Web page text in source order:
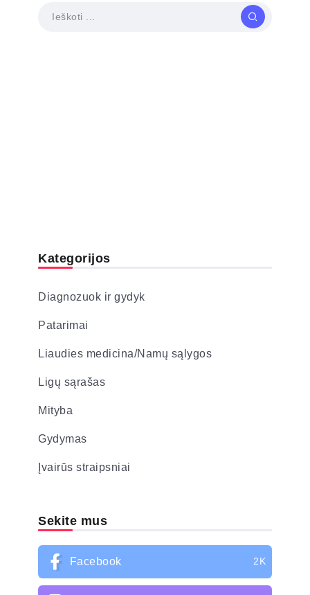
Kategorijos
Diagnozuok ir gydyk
Patarimai
Liaudies medicina/Namų sąlygos
Ligų sąrašas
Mityba
Gydymas
Įvairūs straipsniai
Sekite mus
Facebook 2K